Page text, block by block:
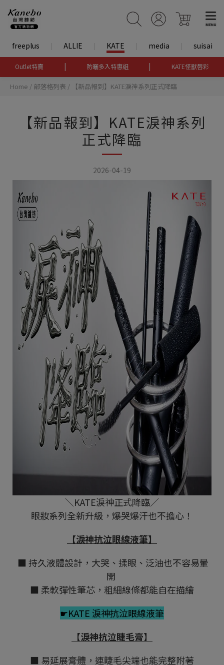
freeplus ALLIE KATE media suisai
Outlet特賣 | 防曬多入特惠組 | KATE怪獸唇彩
Home / 部落格列表 / 【新品報到】KATE淚神系列正式降臨
【新品報到】KATE淚神系列
正式降臨
2026-04-19
＼KATE淚神正式降臨／
眼妝系列全新升級，爆哭爆汗也不擔心！
【淚神抗泣眼線液筆】
■ 持久液體設計，大哭、揉眼、泛油也不容易暈
開
■ 柔軟彈性筆芯，粗細線條都能自在描繪
☛KATE 淚神抗泣眼線液筆
【淚神抗泣睫毛膏】
■ 易延展膏體，連睫毛尖端也能完整附著